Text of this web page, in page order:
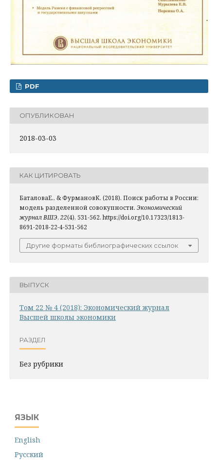
PDF
ОПУБЛИКОВАН
2018-03-03
КАК ЦИТИРОВАТЬ
БаталоваЕ., & ФурмановК. (2018). Поиск работы в России:
модель разделенной совокупности. Экономический
журнал ВШЭ, 22(4), 531-562. https://doi.org/10.17323/1813-
8691-2018-22-4-531-562
Другие форматы библиографических ссылок
ВЫПУСК
Том 22 № 4 (2018): Экономический журнал
Высшей школы экономики
РАЗДЕЛ
Без рубрики
ЯЗЫК
English
Русский